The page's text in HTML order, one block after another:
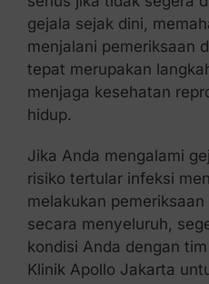
gejala sejak dini,
menjalani pemeriksaan
tepat merupakan
menjaga kesehatan
hidup.
Jika Anda mengalami
risiko tertular infeksi
melakukan
secara menyeluruh,
kondisi Anda dengan
Klinik Apollo Jakarta